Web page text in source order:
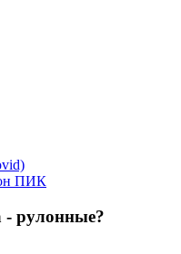
ПИК
- рулонные?